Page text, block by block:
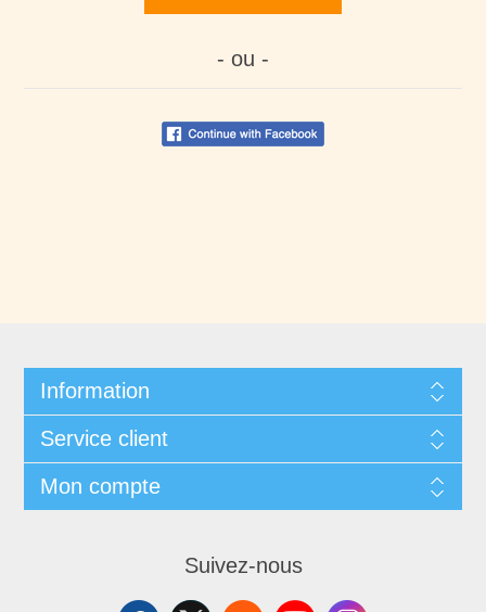
- ou -
Information
Service client
Mon compte
Suivez-nous